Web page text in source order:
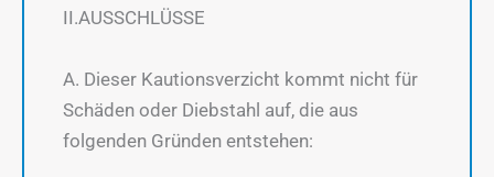
II.AUSSCHLÜSSE
A. Dieser Kautionsverzicht kommt nicht für
Schäden oder Diebstahl auf, die aus
folgenden Gründen entstehen: